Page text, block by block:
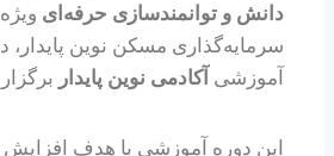
دانش و توانمندسازی حرفه‌ای
سرمایه‌گذاری مسکن نوین پایدار،
آموزشی آکادمی نوین پایدار
این دوره آموزشی با هدف